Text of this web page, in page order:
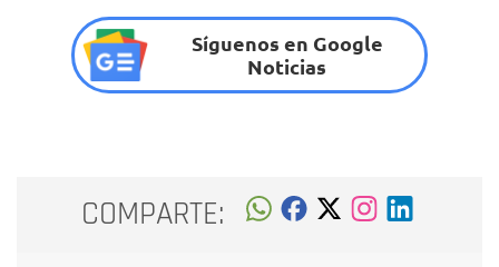
Síguenos en Google
Noticias
COMPARTE: